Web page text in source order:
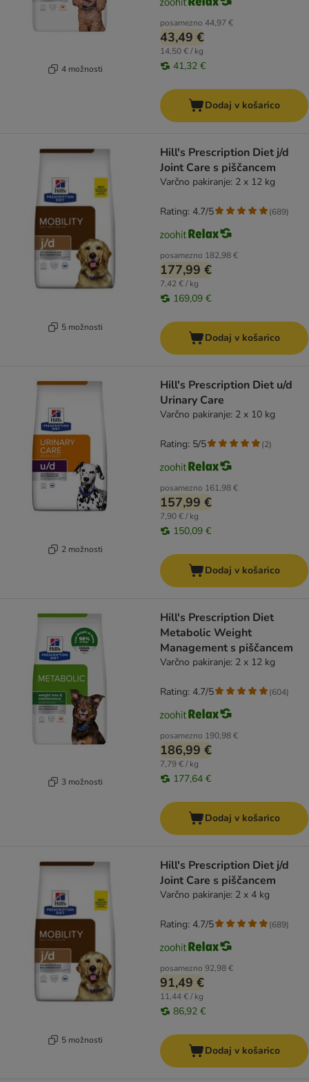
4 možnosti
posamezno 44,97 €
43,49 €
14,50 € / kg
41,32 €
Dodaj v košarico
5 možnosti
Hill's Prescription Diet j/d
Joint Care s piščancem
Varčno pakiranje: 2 x 12 kg
posamezno 182,98 €
177,99 €
7,42 € / kg
169,09 €
Rating: 4.7/5 (689)
Dodaj v košarico
2 možnosti
Hill's Prescription Diet u/d
Urinary Care
Varčno pakiranje: 2 x 10 kg
posamezno 161,98 €
157,99 €
7,90 € / kg
150,09 €
Rating: 5/5 (2)
Dodaj v košarico
3 možnosti
Hill's Prescription Diet
Metabolic Weight
Management s piščancem
Varčno pakiranje: 2 x 12 kg
posamezno 190,98 €
186,99 €
7,79 € / kg
177,64 €
Rating: 4.7/5 (604)
Dodaj v košarico
5 možnosti
Hill's Prescription Diet j/d
Joint Care s piščancem
Varčno pakiranje: 2 x 4 kg
posamezno 92,98 €
91,49 €
11,44 € / kg
86,92 €
Rating: 4.7/5 (689)
Dodaj v košarico